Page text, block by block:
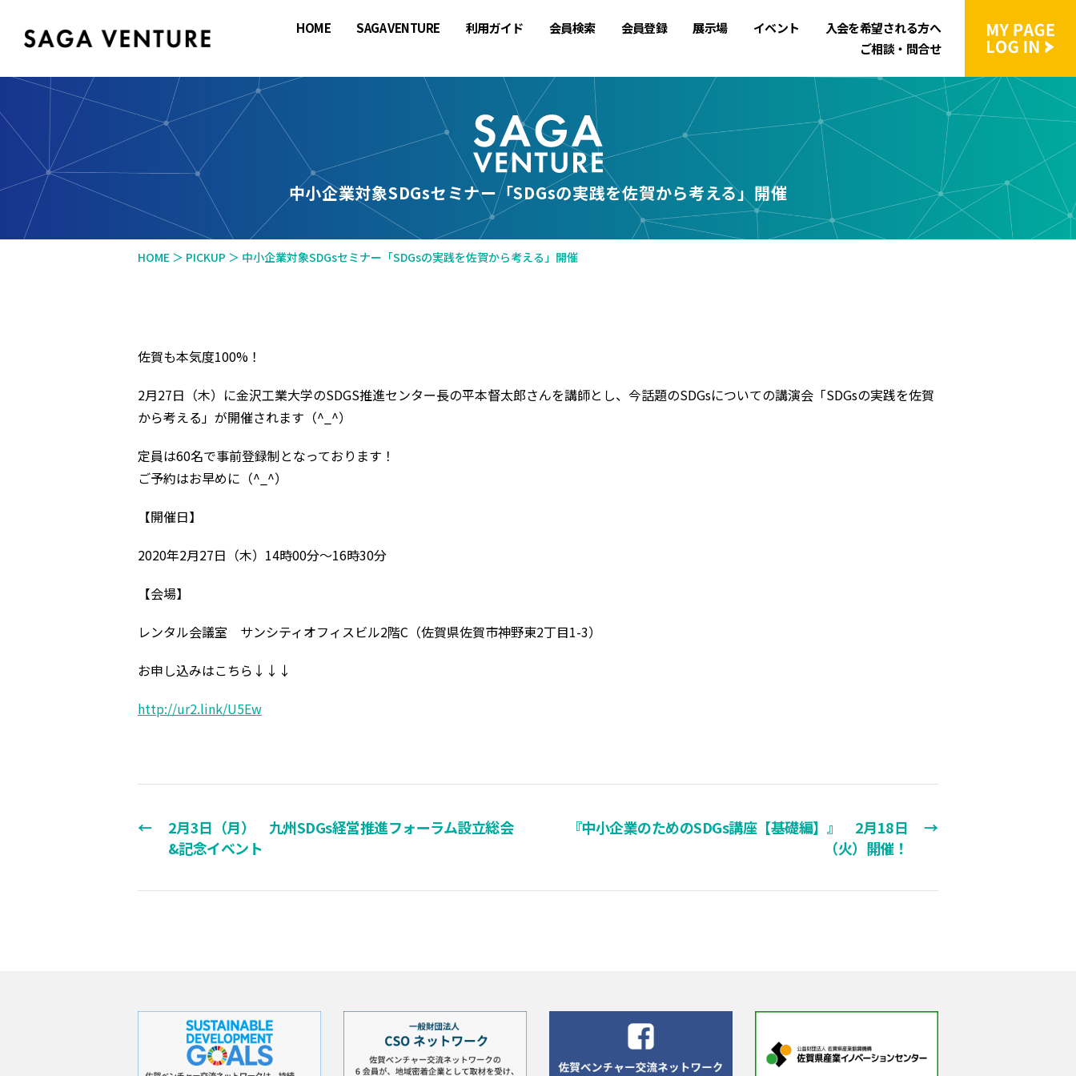
HOME SAGA VENTURE 利用ガイド 会員検索 会員登録 展示場 イベント
入会を希望される方へ
ご相談・問合せ
中小企業対象SDGsセミナー「SDGsの実践を佐賀から考える」開催
HOME ＞ PICKUP ＞ 中小企業対象SDGsセミナー「SDGsの実践を佐賀から考える」開催
佐賀も本気度100%！
2月27日（木）に金沢工業大学のSDGS推進センター長の平本督太郎さんを講師とし、今話題のSDGsについての講演会「SDGsの実践を佐賀
から考える」が開催されます（^_^）
定員は60名で事前登録制となっております！
ご予約はお早めに（^_^）
【開催日】
2020年2月27日（木）14時00分〜16時30分
【会場】
レンタル会議室 サンシティオフィスビル2階C（佐賀県佐賀市神野東2丁目1-3）
お申し込みはこちら↓↓↓
http://ur2.link/U5Ew
←
2月3日（月） 九州SDGs経営推進フォーラム設立総会
&記念イベント
→
『中小企業のためのSDGs講座【基礎編】』 2月18日
（火）開催！